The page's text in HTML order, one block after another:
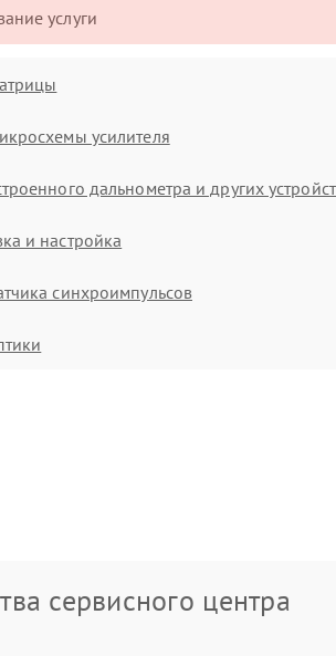
услуги
усилителя
дальнометра и других
и настройка
синхроимпульсов
сервисного центра